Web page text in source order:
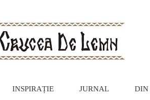
INSPIRAȚIE JURNAL DIN